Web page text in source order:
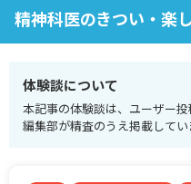
精神科医のきつい・楽
体験談について
本記事の体験談は、ユーザー
編集部が精査のうえ掲載してい